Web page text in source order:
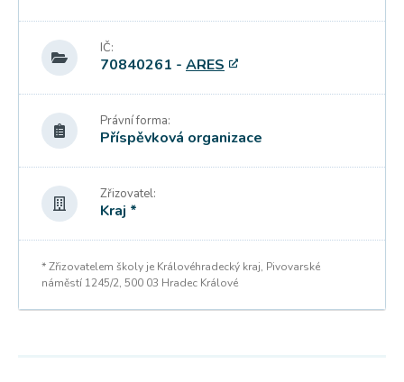
IČ:
70840261 - ARES
Právní forma:
Příspěvková organizace
Zřizovatel:
Kraj *
* Zřizovatelem školy je Královéhradecký kraj, Pivovarské
náměstí 1245/2, 500 03 Hradec Králové